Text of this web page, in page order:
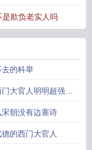
是欺负老实人吗
的科举
大官人明明超强却
朝没有边塞诗
的西门大官人